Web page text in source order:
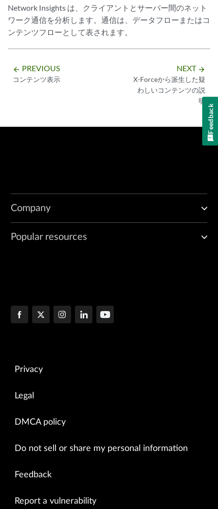
Network Insights は、クライアントとサーバー間のネット
ワーク通信を分析します。通信は、データフローまたはコ
ンテンツフローとして表されます。
arrow_backward PREVIOUS
コンテンツ表示
NEXT arrow_forward
X-Forceから派生した疑
わしいコンテンツの説
明
Company
Popular resources
Privacy
Legal
DMCA policy
Do not sell or share my personal information
Feedback
Report a vulnerability
Feedback